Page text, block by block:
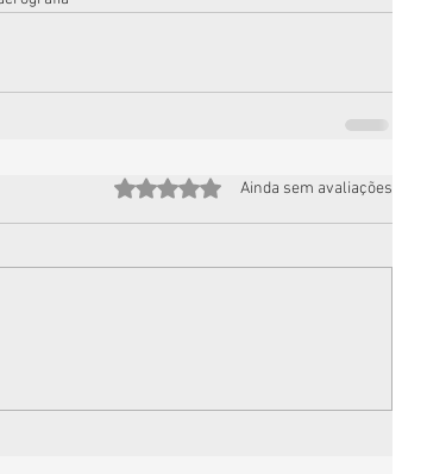
Avaliado com 0 de 5 estrelas.Ainda sem avaliações